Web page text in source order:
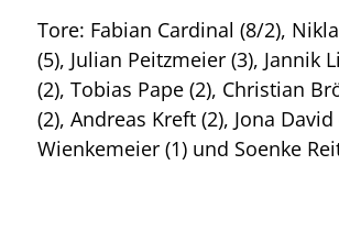
Tore: Fabian Cardinal (8/2),
(5), Julian Peitzmeier (3), Jannik
(2), Tobias Pape (2), Christian
(2), Andreas Kreft (2), Jona David
Wienkemeier (1) und Soenke